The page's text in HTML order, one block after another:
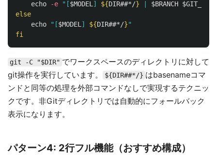
echo
-e "[$MODEL ] ${DIR##*/} $BRANCH
else
echo
"[$MODEL ] ${DIR##*/}"
fi
git -C "$DIR" でワークスペースのディレクトリに対して
git操作を実行しています。
${DIR##*/} はbasenameコマ
ンドと同等の処理を外部コマンドなしで実現するテクニッ
クです。非Gitディレクトリでは自動的にフォールバック
表示になります。
パターン4: 2行フル機能（おすすめ構成）